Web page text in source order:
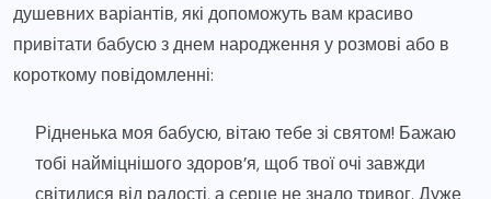
душевних варіантів, які допоможуть вам красиво
привітати бабусю з днем народження у розмові або в
короткому повідомленні:
Рідненька моя бабусю, вітаю тебе зі святом! Бажаю
тобі найміцнішого здоров’я, щоб твої очі завжди
світилися від радості, а серце не знало тривог. Дуже